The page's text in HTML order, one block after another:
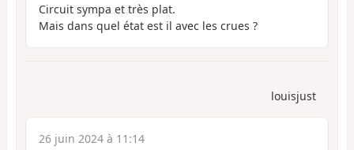
Circuit sympa et très plat.
Mais dans quel état est il avec les crues ?
louisjust
26 juin 2024 à 11:14